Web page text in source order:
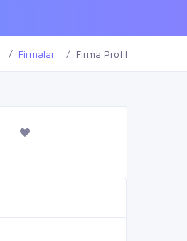
Firmalar Firma Profil